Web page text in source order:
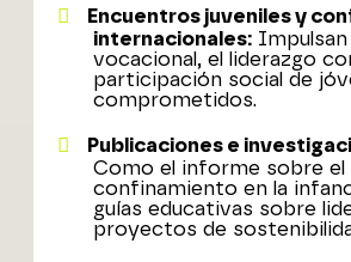
Encuentros juveniles y
internacionales:
vocacional, el liderazgo
participación social de
comprometidos.
Publicaciones e
Como el informe sobre el
confinamiento en la
guías educativas sobre
proyectos de